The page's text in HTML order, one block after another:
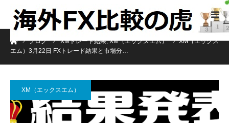
ホームブログ XMトレード結果, XM（エックスエム）
XM（エックス
エム）3月22日 FXトレード結果と市場分…
XM（エックスエム）